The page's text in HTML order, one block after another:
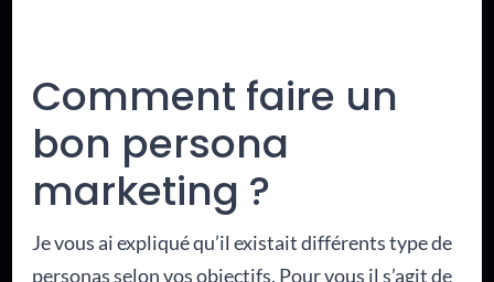
Comment faire un
bon persona
marketing ?
Je vous ai expliqué qu’il existait différents type de
personas selon vos objectifs. Pour vous il s’agit de